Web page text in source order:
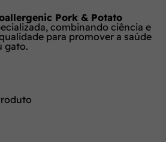
Pork & Potato
combinando ciência e
para promover a saúde
gato.